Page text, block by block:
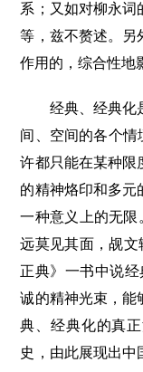
系；又如对柳永词
等，兹不赘述。另
作用的，综合性地
经典、经典化是
间、空间的各个情
许都只能在某种限
的精神烙印和多元
一种意义上的无限
远莫见其面，觇文
正典》一书中说经
诚的精神光束，能
典、经典化的真
史，由此展现出中